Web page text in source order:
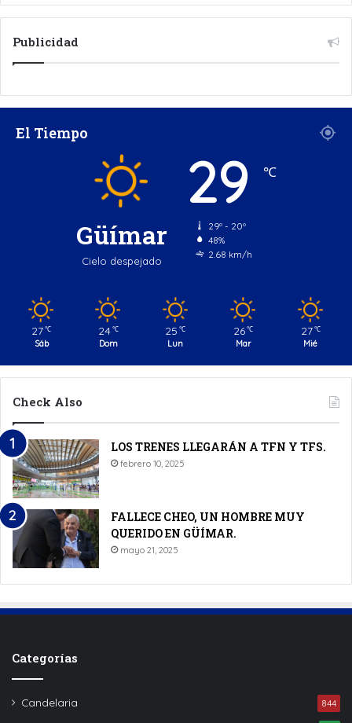
Publicidad
El Tiempo
Güímar
Cielo despejado
29 ℃
29º - 20º
48%
2.68 km/h
27 ℃
Sáb
24 ℃
Dom
25 ℃
Lun
26 ℃
Mar
27 ℃
Mié
Check Also
LOS TRENES LLEGARÁN A TFN Y TFS.
febrero 10, 2025
FALLECE CHEO, UN HOMBRE MUY
QUERIDO EN GÜÍMAR.
mayo 21, 2025
Categorías
Candelaria 844